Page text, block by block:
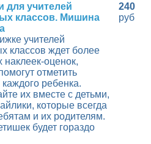
для учителей
классов. Мишина
учителей
классов ждет более
наклеек-оценок,
отметить
ребенка.
их вместе с детьми,
которые всегда
и их родителям.
будет гораздо
240
руб